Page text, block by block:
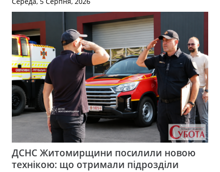
ДСНС Житомирщини посилили новою
технікою: що отримали підрозділи